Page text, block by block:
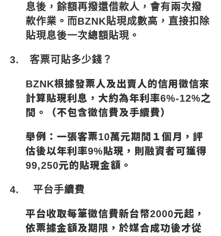
息後，餘額再撥還借款人，會有兩次撥
款作業。而BZNK貼現成數高，直接扣除
貼現息後一次總額貼現。
3. 客票可貼多少錢？
BZNK根據發票人及出賣人的信用徵信來
計算貼現利息，大約為年利率6%-12%之
間。（不包含徵信費及手續費）
舉例：一張客票10萬元期間１個月，評
估後以年利率9%貼現，則融資者可獲得
99,250元的貼現金額。
4. 平台手續費
平台收取每筆徵信費新台幣2000元起，
依票據金額及期限，於媒合成功後才從